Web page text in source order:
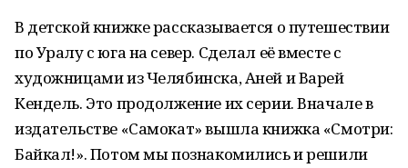
В детской книжке рассказывается о путешествии
по Уралу с юга на север. Сделал её вместе с
художницами из Челябинска, Аней и Варей
Кендель. Это продолжение их серии. Вначале в
издательстве «Самокат» вышла книжка «Смотри:
Байкал!». Потом мы познакомились и решили